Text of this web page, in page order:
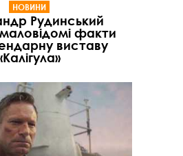
НОВИНИ
Рудинський
факти
виставу